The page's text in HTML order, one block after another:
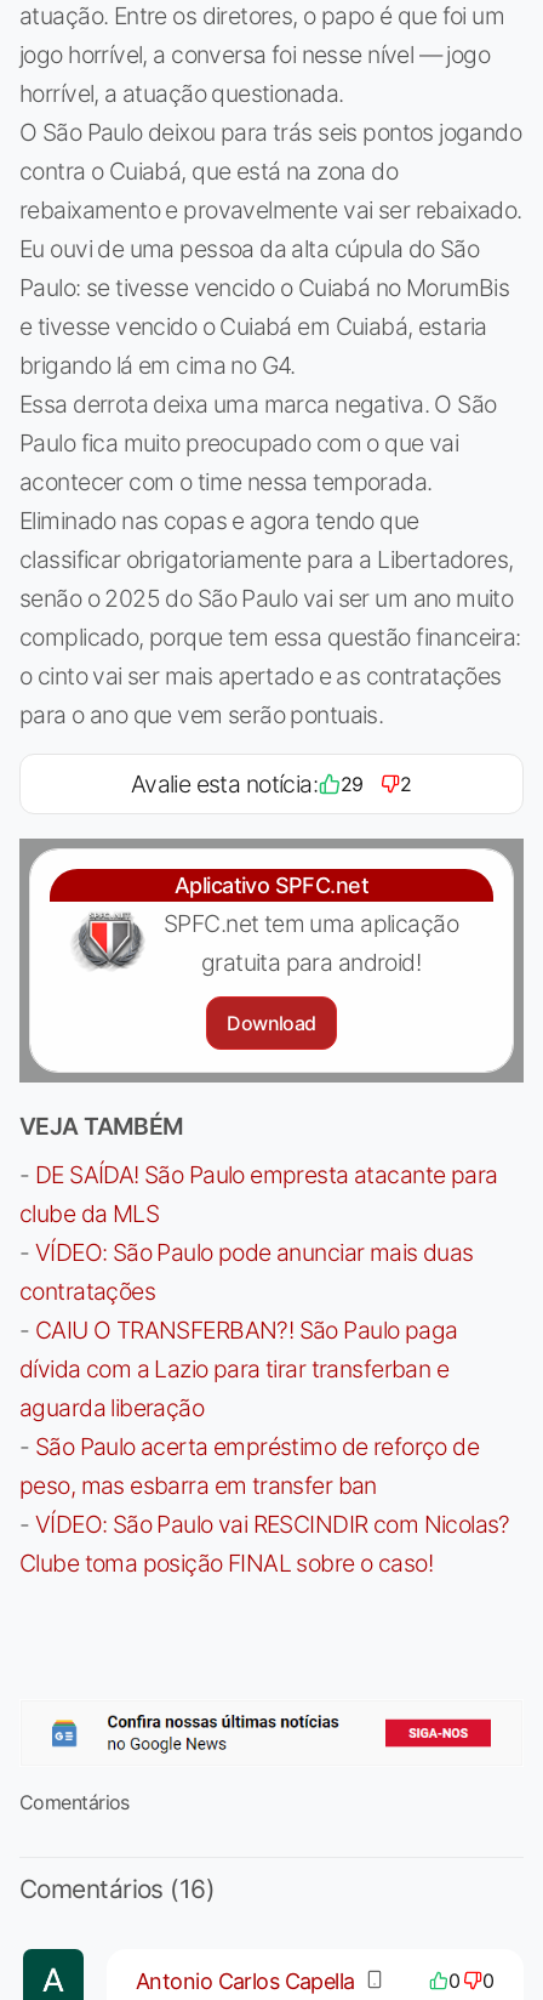
atuação. Entre os diretores, o papo é que foi um
jogo horrível, a conversa foi nesse nível — jogo
horrível, a atuação questionada.
O São Paulo deixou para trás seis pontos jogando
contra o Cuiabá, que está na zona do
rebaixamento e provavelmente vai ser rebaixado.
Eu ouvi de uma pessoa da alta cúpula do São
Paulo: se tivesse vencido o Cuiabá no MorumBis
e tivesse vencido o Cuiabá em Cuiabá, estaria
brigando lá em cima no G4.
Essa derrota deixa uma marca negativa. O São
Paulo fica muito preocupado com o que vai
acontecer com o time nessa temporada.
Eliminado nas copas e agora tendo que
classificar obrigatoriamente para a Libertadores,
senão o 2025 do São Paulo vai ser um ano muito
complicado, porque tem essa questão financeira:
o cinto vai ser mais apertado e as contratações
para o ano que vem serão pontuais.
Avalie esta notícia: 29 2
Aplicativo SPFC.net
SPFC.net tem uma aplicação
gratuita para android!
Download
VEJA TAMBÉM
- DE SAÍDA! São Paulo empresta atacante para
clube da MLS
- VÍDEO: São Paulo pode anunciar mais duas
contratações
- CAIU O TRANSFERBAN?! São Paulo paga
dívida com a Lazio para tirar transferban e
aguarda liberação
- São Paulo acerta empréstimo de reforço de
peso, mas esbarra em transfer ban
- VÍDEO: São Paulo vai RESCINDIR com Nicolas?
Clube toma posição FINAL sobre o caso!
Comentários
Comentários (16)
Antonio Carlos Capella 0 0